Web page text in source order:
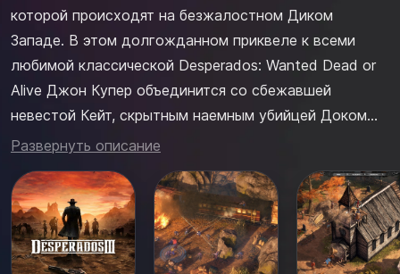
которой происходят на безжалостном Диком
Западе. В этом долгожданном приквеле к всеми
любимой классической Desperados: Wanted Dead or
Alive Джон Купер объединится со сбежавшей
невестой Кейт, скрытным наемным убийцей Доком
Маккоем, траппером-великаном Гектором и Изабель
искупления Купер вместе с бандой побывает в
мелких городках, на болот...
Развернуть описание